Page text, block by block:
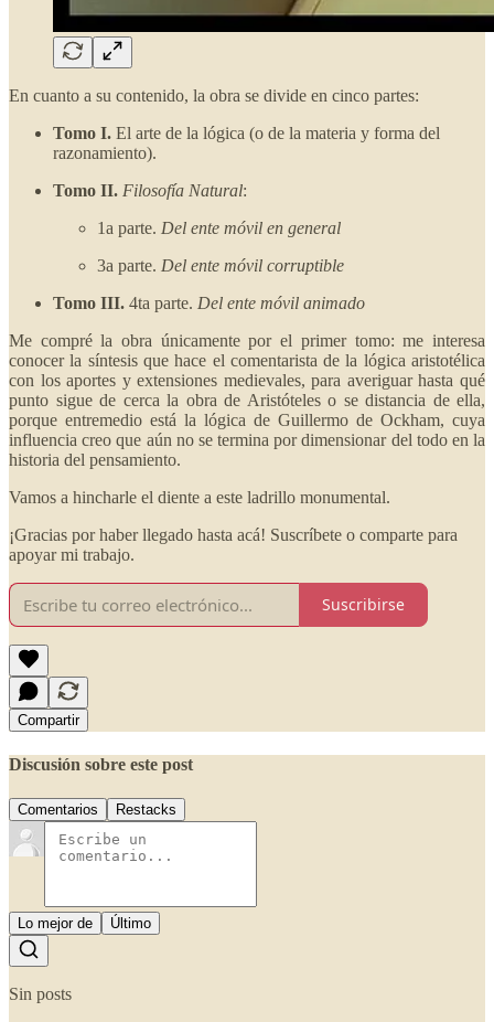
En cuanto a su contenido, la obra se divide en cinco partes:
Tomo I. El arte de la lógica (o de la materia y forma del
razonamiento).
Tomo II. Filosofía Natural:
1a parte. Del ente móvil en general
3a parte. Del ente móvil corruptible
Tomo III. 4ta parte. Del ente móvil animado
Me compré la obra únicamente por el primer tomo: me interesa
conocer la síntesis que hace el comentarista de la lógica aristotélica
con los aportes y extensiones medievales, para averiguar hasta qué
punto sigue de cerca la obra de Aristóteles o se distancia de ella,
porque entremedio está la lógica de Guillermo de Ockham, cuya
influencia creo que aún no se termina por dimensionar del todo en la
historia del pensamiento.
Vamos a hincharle el diente a este ladrillo monumental.
¡Gracias por haber llegado hasta acá! Suscríbete o comparte para
apoyar mi trabajo.
Suscribirse
Compartir
Discusión sobre este post
Comentarios Restacks
Lo mejor de Último
Sin posts